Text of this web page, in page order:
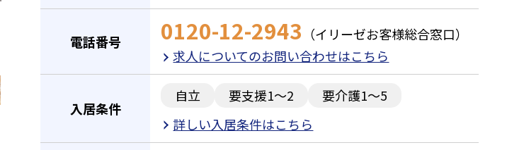
電話番号 0120-12-2943 （イリーゼお客様総合窓口）
求人についてのお問い合わせはこちら
入居条件
自立 要支援1～2
要介護1～5
詳しい入居条件はこちら